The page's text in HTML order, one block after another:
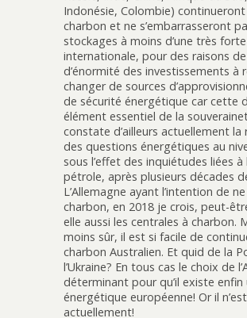
Indonésie, Colombie)
charbon et ne s’embarrasseront
stockages à moins d’une très
internationale, pour des raisons
d’énormité des investissements à
changer de sources
de sécurité énergétique car cette
élément essentiel de la
constate d’ailleurs actuellement la
des questions énergétiques au
sous l’effet des inquiétudes liées
pétrole, après plusieurs décades
L’Allemagne ayant l’intention de
charbon, en 2018 je crois, peut-
elle aussi les centrales à charbon.
moins sûr, il est si facile de
charbon Australien. Et quid de la
l’Ukraine? En tous cas le choix de
déterminant pour qu’il existe
énergétique européenne! Or il
actuellement!